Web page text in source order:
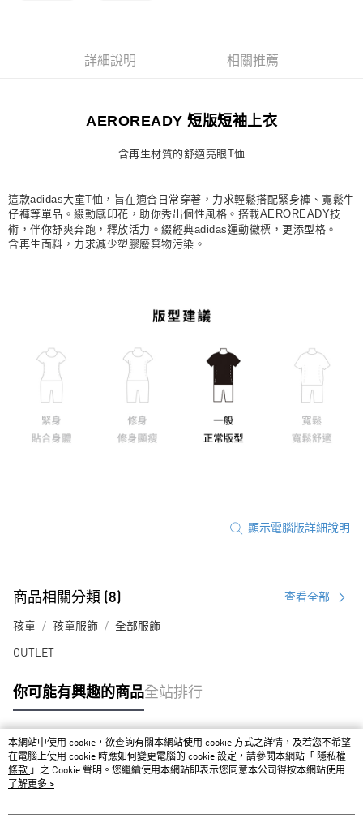
付款後7-11取貨詳細說明 相關推薦
AEROREADY 短版短袖上衣
含再生材質的舒適亮眼T恤
這款adidas大童T恤，旨在適合日常穿著，力求輕鬆搭配緊身褲、寬鬆牛
仔褲等單品。綴動感印花，助你秀出個性風格。搭載AEROREADY技
術，伴你舒爽奔跑，釋放活力。綴經典adidas運動徽標，更添型格。
含再生面料，力求減少塑膠廢棄物污染。
顯示電腦版詳細說明
商品相關分類 (8) 查看全部
孩童 孩童服飾 全部服飾
OUTLET
你可能有興趣的商品全站排行
熱門標籤
本網站中使用 cookie，欲查詢有關本網站使用 cookie 方式之詳情，及若您不希望
在電腦上使用 cookie 時應如何變更電腦的 cookie 設定，請參閱本網站「
隱私權
條款 」之 Cookie 聲明。您繼續使用本網站即表示您同意本公司得按本網站使用條
款之 Cookie 聲明使用 cookie。
了解更多 >